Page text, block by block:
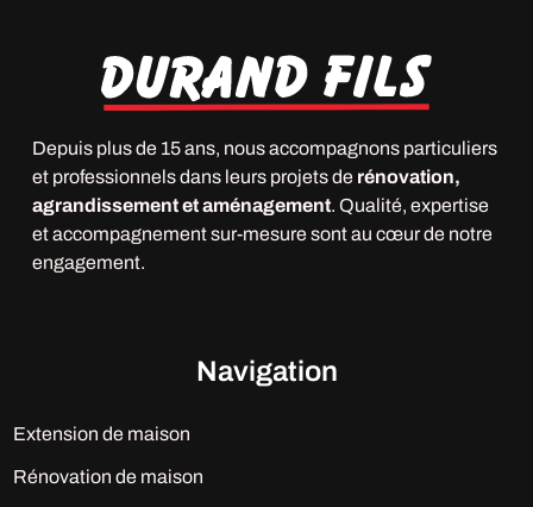
Depuis plus de 15 ans, nous accompagnons particuliers
et professionnels dans leurs projets de rénovation,
agrandissement et aménagement. Qualité, expertise
et accompagnement sur-mesure sont au cœur de notre
engagement.
Navigation
Extension de maison
Rénovation de maison